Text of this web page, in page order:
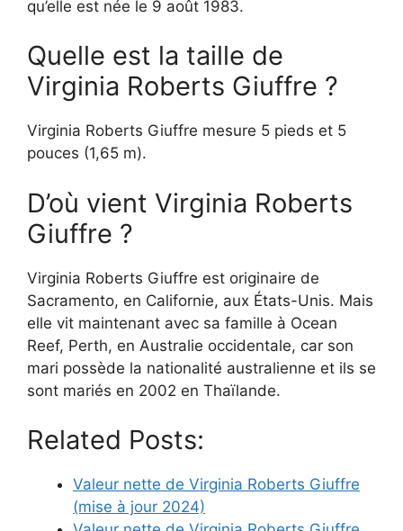
qu’elle est née le 9 août 1983.
Quelle est la taille de
Virginia Roberts Giuffre ?
Virginia Roberts Giuffre mesure 5 pieds et 5
pouces (1,65 m).
D’où vient Virginia Roberts
Giuffre ?
Virginia Roberts Giuffre est originaire de
Sacramento, en Californie, aux États-Unis. Mais
elle vit maintenant avec sa famille à Ocean
Reef, Perth, en Australie occidentale, car son
mari possède la nationalité australienne et ils se
sont mariés en 2002 en Thaïlande.
Related Posts:
Valeur nette de Virginia Roberts Giuffre
(mise à jour 2024)